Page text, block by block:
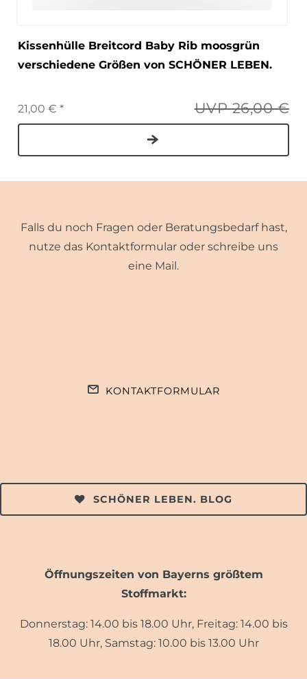
Kissenhülle Breitcord Baby Rib moosgrün
verschiedene Größen von SCHÖNER LEBEN.
UVP 26,00 €
21,00 € *
Falls du noch Fragen oder Beratungsbedarf hast,
nutze das Kontaktformular oder schreibe uns
eine Mail.
KONTAKTFORMULAR
SCHÖNER LEBEN. BLOG
Öffnungszeiten von Bayerns größtem
Stoffmarkt:
Donnerstag: 14.00 bis 18.00 Uhr, Freitag: 14.00 bis
18.00 Uhr, Samstag: 10.00 bis 13.00 Uhr